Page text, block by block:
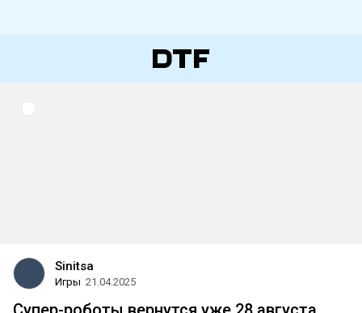
Sinitsa
Игры 21.04.2025